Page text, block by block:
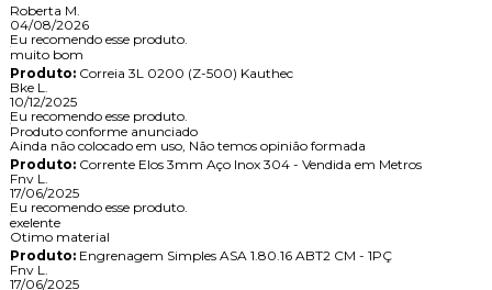
Roberta M.
04/08/2026
Eu recomendo esse produto.
muito bom
Produto:Correia 3L 0200 (Z-500) Kauthec
Bke L.
10/12/2025
Eu recomendo esse produto.
Produto conforme anunciado
Ainda não colocado em uso, Não temos opinião formada
Produto:Corrente Elos 3mm Aço Inox 304 - Vendida em Metros
Fnv L.
17/06/2025
Eu recomendo esse produto.
exelente
Otimo material
Produto:Engrenagem Simples ASA 1.80.16 ABT2 CM - 1PÇ
Fnv L.
17/06/2025